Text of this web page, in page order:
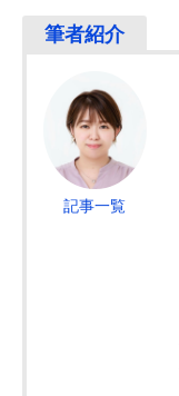
記事一覧